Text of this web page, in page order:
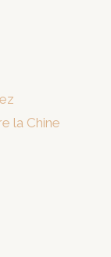
la Chine